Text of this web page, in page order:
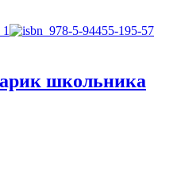
школьника